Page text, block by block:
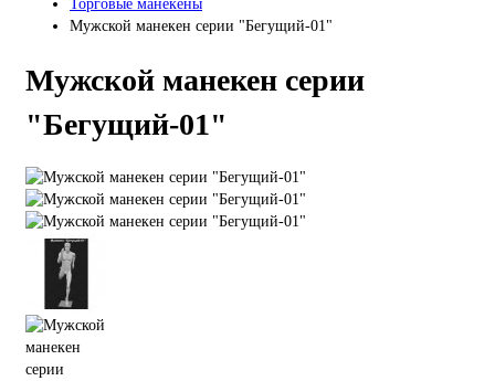
Торговые манекены
Мужской манекен серии "Бегущий-01"
Мужской манекен серии
"Бегущий-01"